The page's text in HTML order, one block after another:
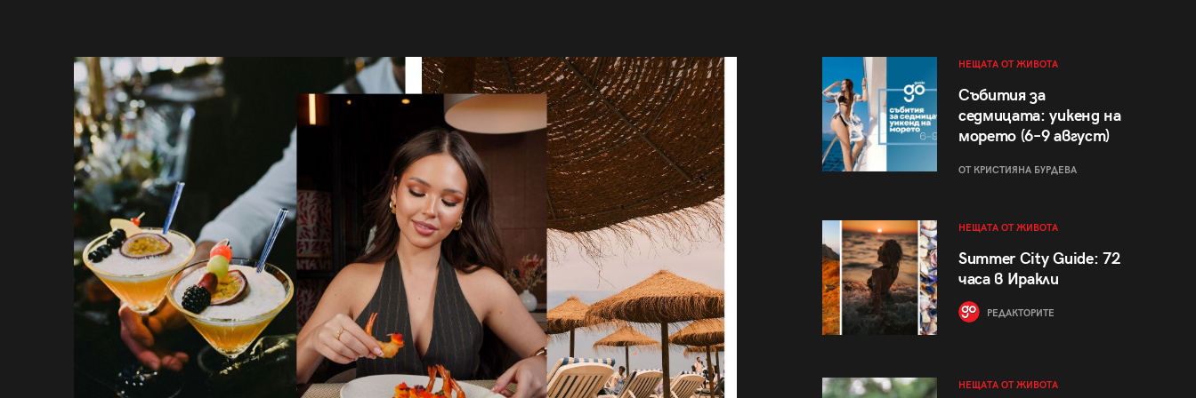
НЕЩАТА ОТ ЖИВОТА
Събития за
седмицата: уикенд на
морето (6–9 август)
ОТ КРИСТИЯНА БУРДЕВА
НЕЩАТА ОТ ЖИВОТА
Summer City Guide: 72
часа в Иракли
РЕДАКТОРИТЕ
НЕЩАТА ОТ ЖИВОТА